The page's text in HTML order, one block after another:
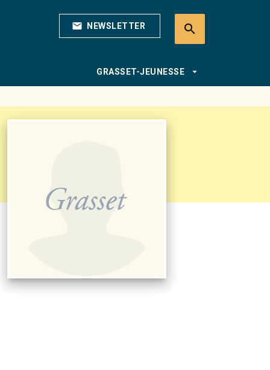
mail NEWSLETTER search
GRASSET-JEUNESSE arrow_drop_down